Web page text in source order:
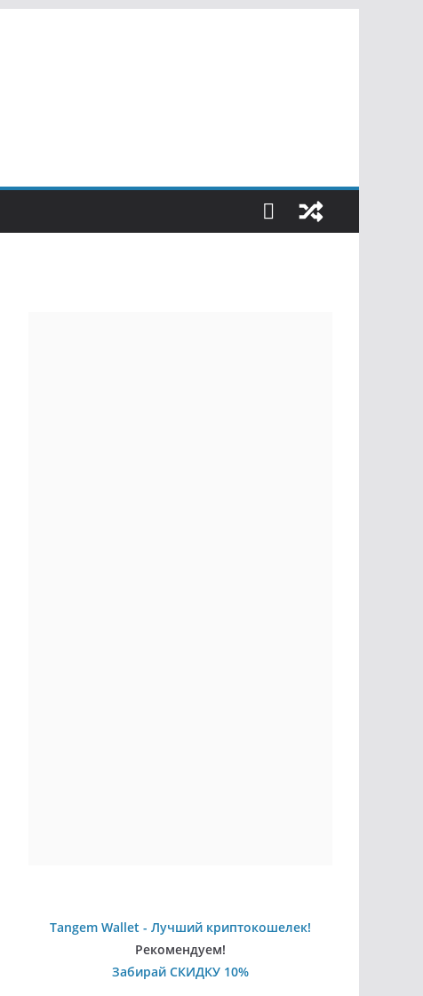
Tangem Wallet - Лучший криптокошелек!
Рекомендуем!
Забирай СКИДКУ 10%